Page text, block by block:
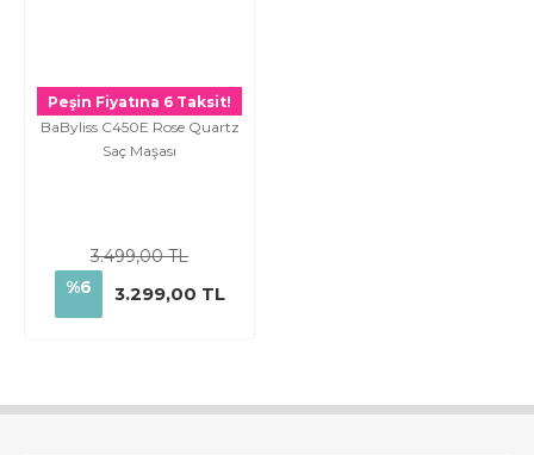
Peşin Fiyatına 6 Taksit!
BaByliss C450E Rose Quartz
Saç Maşası
3.499,00 TL
%6
3.299,00 TL